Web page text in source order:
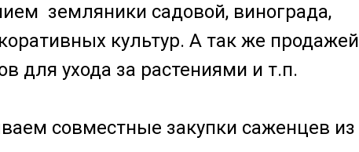
земляники садовой, винограда,
культур. А так же продажей
для ухода за растениями и т.п.
совместные закупки саженцев из